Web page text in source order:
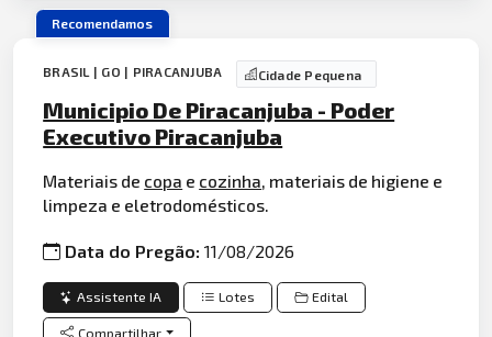
Recomendamos
BRASIL | GO | PIRACANJUBA Cidade Pequena
Municipio De Piracanjuba - Poder
Executivo Piracanjuba
Materiais de copa e cozinha, materiais de higiene e
limpeza e eletrodomésticos.
Data do Pregão:11/08/2026
Assistente IA Lotes Edital
Compartilhar